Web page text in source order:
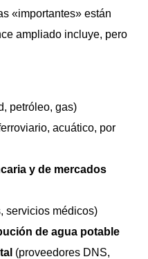
«importantes» están
ampliado incluye, pero
petróleo, gas)
acuático, por
y de mercados
servicios médicos)
de agua potable
(proveedores DNS,